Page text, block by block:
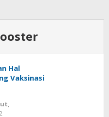
Hal
Vaksinasi
,